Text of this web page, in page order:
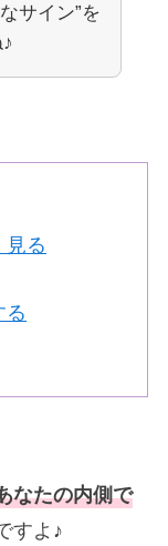
サイン”を
見る
る
なたの内側で
すよ♪